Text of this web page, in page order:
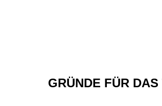
GRÜNDE FÜR